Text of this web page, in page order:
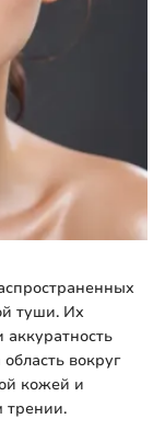
туши. Их
аккуратность
вокруг
кожей и
трении.